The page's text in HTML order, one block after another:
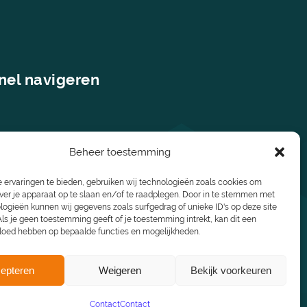
Beheer toestemming
ervaringen te bieden, gebruiken wij technologieën zoals cookies om
je apparaat op te slaan en/of te raadplegen. Door in te stemmen met
kunnen wij gegevens zoals surfgedrag of unieke ID's op deze site
je geen toestemming geeft of je toestemming intrekt, kan dit een
hebben op bepaalde functies en mogelijkheden.
Weigeren Bekijk voorkeuren
ContactContact
navigeren